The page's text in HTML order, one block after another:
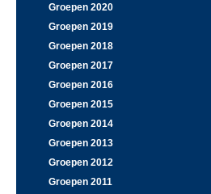
Groepen 2020
Groepen 2019
Groepen 2018
Groepen 2017
Groepen 2016
Groepen 2015
Groepen 2014
Groepen 2013
Groepen 2012
Groepen 2011